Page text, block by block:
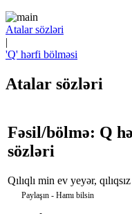
Atalar sözləri
|
'Q' hərfi bölməsi
Atalar sözləri
Fəsil/bölmə: Q
sözləri
Qılıqlı min ev yeyər,
Paylaşın - Hamı bilsin